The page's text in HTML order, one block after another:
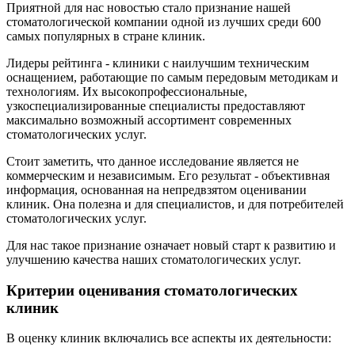
клиники
Приятной для нас новостью стало признание нашей
стоматологической компании одной из лучших среди 600
самых популярных в стране клиник.
Лидеры рейтинга - клиники с наилучшим техническим
оснащением, работающие по самым передовым методикам и
технологиям. Их высокопрофессиональные,
узкоспециализированные специалисты предоставляют
максимально возможный ассортимент современных
стоматологических услуг.
Стоит заметить, что данное исследование является не
коммерческим и независимым. Его результат - объективная
информация, основанная на непредвзятом оценивании
клиник. Она полезна и для специалистов, и для потребителей
стоматологических услуг.
Для нас такое признание означает новый старт к развитию и
улучшению качества наших стоматологических услуг.
Критерии оценивания стоматологических
клиник
В оценку клиник включались все аспекты их деятельности: